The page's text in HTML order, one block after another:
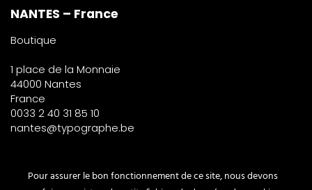
NANTES – France
Boutique
1 place de la Monnaie
44000 Nantes
France
0033 2 40 31 85 10
nantes@typographe.be
PARIS – France
Pour assurer le bon fonctionnement de ce site, nous devons